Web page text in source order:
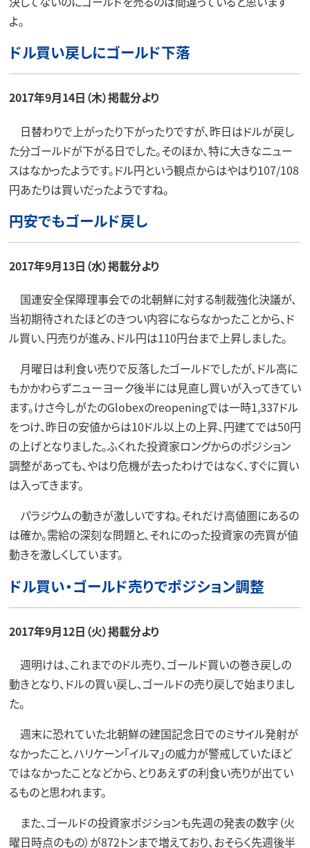
よ。
ドル買い戻しにゴールド下落
2017年9月14日（木）掲載分より
日替わりで上がったり下がったりですが、昨日はドルが戻し
た分ゴールドが下がる日でした。そのほか、特に大きなニュー
スはなかったようです。ドル円という観点からはやはり107/108
円あたりは買いだったようですね。
円安でもゴールド戻し
2017年9月13日（水）掲載分より
国連安全保障理事会での北朝鮮に対する制裁強化決議が、
当初期待されたほどのきつい内容にならなかったことから、ド
ル買い、円売りが進み、ドル円は110円台まで上昇しました。
月曜日は利食い売りで反落したゴールドでしたが、ドル高に
もかかわらずニューヨーク後半には見直し買いが入ってきてい
ます。けさ今しがたのGlobexのreopeningでは一時1,337ドル
をつけ、昨日の安値からは10ドル以上の上昇、円建てでは50円
の上げとなりました。ふくれた投資家ロングからのポジション
調整があっても、やはり危機が去ったわけではなく、すぐに買い
は入ってきます。
パラジウムの動きが激しいですね。それだけ高値圏にあるの
は確か。需給の深刻な問題と、それにのった投資家の売買が値
動きを激しくしています。
ドル買い・ゴールド売りでポジション調整
2017年9月12日（火）掲載分より
週明けは、これまでのドル売り、ゴールド買いの巻き戻しの
動きとなり、ドルの買い戻し、ゴールドの売り戻しで始まりまし
た。
週末に恐れていた北朝鮮の建国記念日でのミサイル発射が
なかったこと、ハリケーン「イルマ」の威力が警戒していたほど
ではなかったことなどから、とりあえずの利食い売りが出てい
るものと思われます。
また、ゴールドの投資家ポジションも先週の発表の数字（火
曜日時点のもの）が872トンまで増えており、おそらく先週後半